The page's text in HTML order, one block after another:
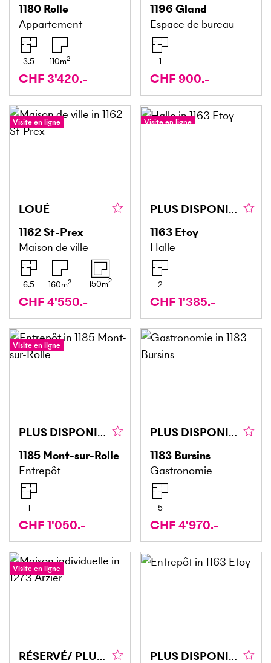
1180 Rolle
Appartement
3.5 110m2
CHF 3'420.-
1196 Gland
Espace de bureau
1
CHF 900.-
Visite en ligne
LOUÉ
1162St-Prex
Maison de ville
6.5 160m2 150m2
CHF 4'550.-
Visite en ligne
PLUS DISPONIBLE
1163 Etoy
Halle
2
CHF 1'385.-
Visite en ligne
PLUS DISPONIBLE
1185 Mont-sur-Rolle
Entrepôt
1
CHF 1'050.-
PLUS DISPONIBLE
1183 Bursins
Gastronomie
5
CHF 4'970.-
Visite en ligne
RÉSERVÉ/ PLUS DISPONIBLE PLUS DISPONIBLE POUR LE MOMENT!